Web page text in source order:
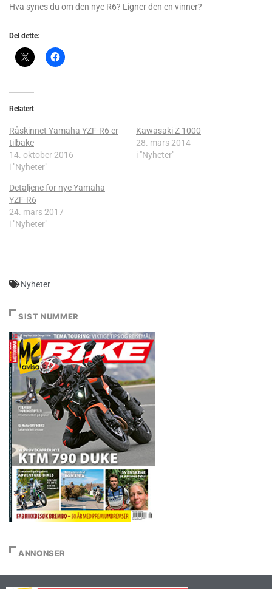
Hva synes du om den nye R6? Ligner den en vinner?
Del dette:
Relatert
Råskinnet Yamaha YZF-R6 er
tilbake
14. oktober 2016
i "Nyheter"
Kawasaki Z 1000
28. mars 2014
i "Nyheter"
Detaljene for nye Yamaha
YZF-R6
24. mars 2017
i "Nyheter"
Nyheter
SIST NUMMER
ANNONSER